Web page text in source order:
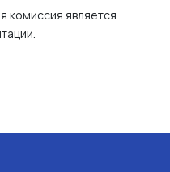
комиссия является